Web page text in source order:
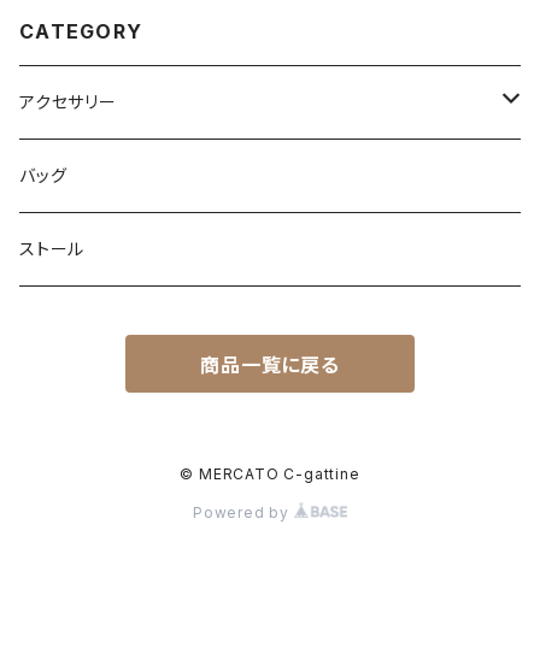
CATEGORY
アクセサリー
ネックレス
ピアス
バッグ
ストール
商品一覧に戻る
© MERCATO C-gattine
Powered by